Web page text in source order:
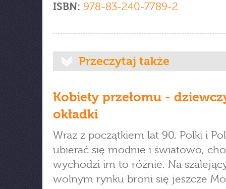
ISBN: 978-83-240-7789-2
Przeczytaj także
Kobiety przełomu -
okładki
Wraz z początkiem lat 90. Polki i
ubierać się modnie i światowo,
wychodzi im to różnie. Na
wolnym rynku broni się jeszcze